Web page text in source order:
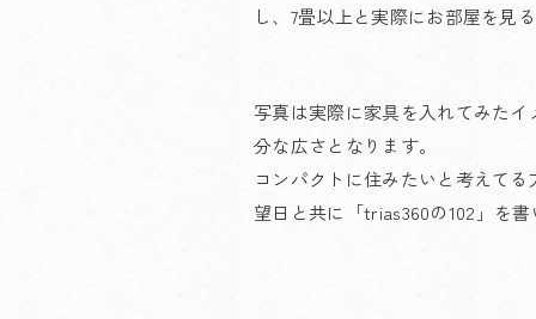
し、7畳以上と実際にお部屋を見
写真は実際に家具を入れてみた
分な広さとなります。
コンパクトに住みたいと考えて
望日と共に「trias360の102」を